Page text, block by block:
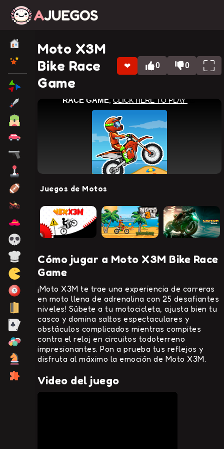
Moto X3M
Bike Race
Game
❤ 0 0
Juegos de Motos
Cómo jugar a Moto X3M Bike Race
Game
¡Moto X3M te trae una experiencia de carreras
en moto llena de adrenalina con 25 desafiantes
niveles! Súbete a tu motocicleta, ajusta bien tu
casco y domina saltos espectaculares y
obstáculos complicados mientras compites
contra el reloj en circuitos todoterreno
impresionantes. Pon a prueba tus reflejos y
disfruta al máximo la emoción de Moto X3M.
Video del juego